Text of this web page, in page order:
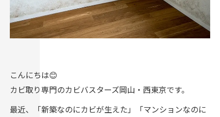
こんにちは😊
カビ取り専門のカビバスターズ岡山・西東京です。
最近、「新築なのにカビが生えた」「マンションなのに